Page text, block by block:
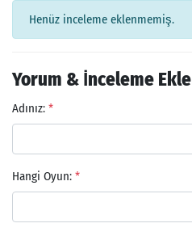
Henüz inceleme eklenmemiş.
Yorum & İnceleme Ekle
Adınız: *
Hangi Oyun: *